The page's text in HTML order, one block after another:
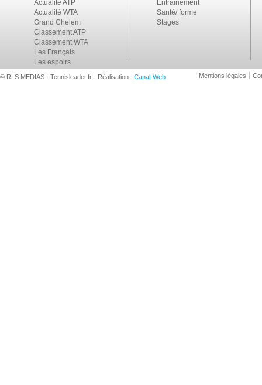
Actualité ATP
Actualité WTA
Grand Chelem
Classement ATP
Classement WTA
Les Français
Les espoirs
Entraînement
Santé/ forme
Stages
© RLS MEDIAS - Tennisleader.fr - Réalisation : Canal-Web Mentions légales